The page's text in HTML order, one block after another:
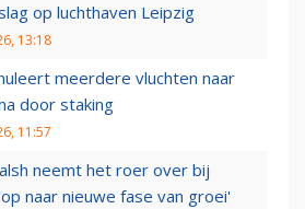
op luchthaven Leipzig
13:18
meerdere vluchten naar
door staking
11:57
neemt het roer over bij
naar nieuwe fase van groei'